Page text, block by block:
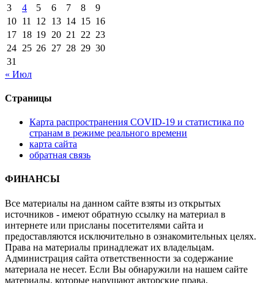
3
4 5 6 7 8
9
10 11 12 13 14 15 16
17 18 19 20 21 22 23
24 25 26 27 28 29 30
31
« Июл
Страницы
Карта распространения COVID-19 и статистика по
странам в режиме реального времени
карта сайта
обратная связь
ФИНАНСЫ
Все материалы на данном сайте взяты из открытых
источников - имеют обратную ссылку на материал в
интернете или присланы посетителями сайта и
предоставляются исключительно в ознакомительных целях.
Права на материалы принадлежат их владельцам.
Администрация сайта ответственности за содержание
материала не несет. Если Вы обнаружили на нашем сайте
материалы, которые нарушают авторские права,